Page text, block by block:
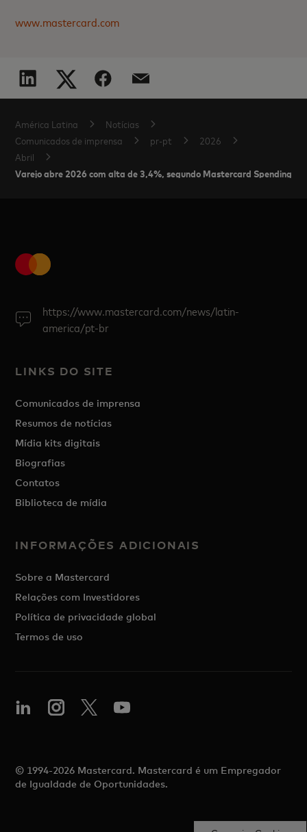
www.mastercard.com
América Latina
Notícias
Comunicados de imprensa
pr-pt
2026
Abril
Varejo abre 2026 com alta de 3,4%, segundo Mastercard
https://www.mastercard.com/news/latin-
america/pt-br
LINKS DO SITE
Comunicados de imprensa
Resumos de notícias
Mídia kits digitais
Biografias
Contatos
Biblioteca de mídia
INFORMAÇÕES ADICIONAIS
Sobre a Mastercard
Relações com Investidores
Política de privacidade global
Termos de uso
© 1994-2026 Mastercard. Mastercard é um Empregador
de Igualdade de Oportunidades.